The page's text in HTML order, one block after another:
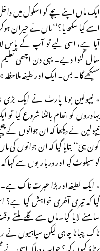
ایک ماں اپنے بچے کو اسکول میں
اسے کیا سکھایا؟‘‘ ماں نے حیران
آیا ہے، اسی لیے تو آپ کے پاس
سال گنوا دیے۔ یہی دن اچھی
سیکھے گا۔ بس۔ ایک اورلطیفہ
٭ نیپولین بونا پارٹ نے ایک
بہادروں کو انعام بانٹنا شروع کیا
نیپولین نے دیکھا کہ ان جوانوں کے
کون ہیَ‘‘ بتایا گیا کہ ان جوانوں
کو سیلوٹ کیا اور درباریوں سے کہا کہ
٭ ایک لطیفہ اور بڑا عبرت ناک ہے۔
گیا کہ تیری آخری خواہش کیا
سامنے لایا گیا۔ماں سے گلے ملتے
ناک چبانا چاہی لیکن سپاہیوں نے
برتاؤ کیوں کیا؟ جواب دیا کہ اسی